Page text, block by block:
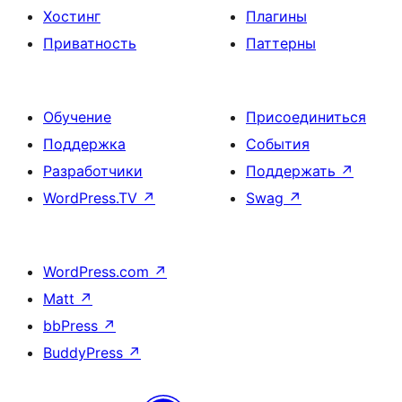
Хостинг
Приватность
Плагины
Паттерны
Обучение
Поддержка
Разработчики
WordPress.TV ↗
Присоединиться
События
Поддержать ↗
Swag ↗
WordPress.com ↗
Matt ↗
bbPress ↗
BuddyPress ↗